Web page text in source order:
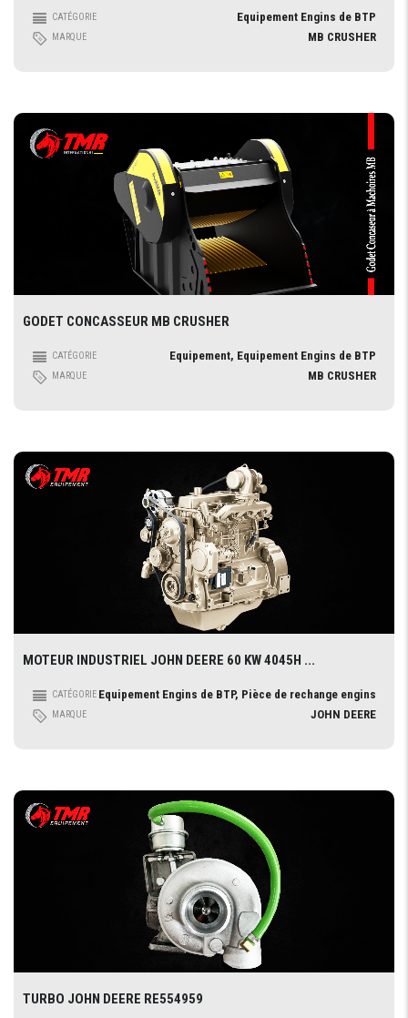
CATÉGORIE Equipement Engins de BTP
MARQUE MB CRUSHER
GODET CONCASSEUR MB CRUSHER
CATÉGORIE Equipement, Equipement Engins de BTP
MARQUE MB CRUSHER
MOTEUR INDUSTRIEL JOHN DEERE 60 KW 4045H ...
CATÉGORIE Equipement Engins de BTP, Pièce de rechange engins
MARQUE JOHN DEERE
TURBO JOHN DEERE RE554959